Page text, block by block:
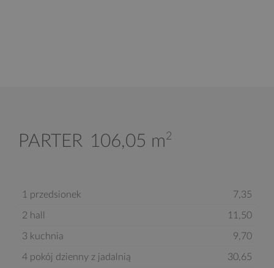
PARTER 106,05 m2
1 przedsionek 7,35
2 hall 11,50
3 kuchnia 9,70
4 pokój dzienny z jadalnią 30,65